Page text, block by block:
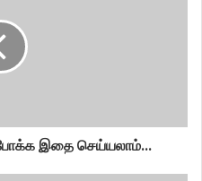
இதை செய்யலாம்...